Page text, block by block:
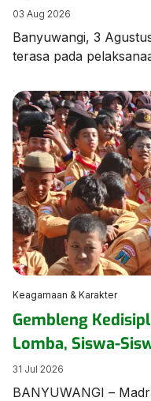
di MTsN 1
03 Aug 2026
Banyuwangi, 3
terasa pada
Seluruh rangkaian
menggunakan
program pembiasaan
dikembangkan oleh
kemampuan
berlangsung dengan
semangat, […]
Keagamaan & Karakter
Gembleng
Lomba, Siswa-
Unjuk
31 Jul 2026
BANYUWANGI –